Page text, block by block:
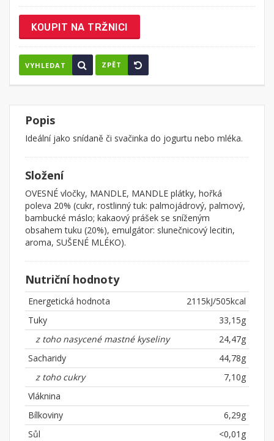
KOUPIT NA TRŽNICI
VYHLEDAT ZPĚT
Popis
Ideální jako snídaně či svačinka do jogurtu nebo mléka.
Složení
OVESNÉ vločky, MANDLE, MANDLE plátky, hořká
poleva 20% (cukr, rostlinný tuk: palmojádrový, palmový,
bambucké máslo; kakaový prášek se sníženým
obsahem tuku (20%), emulgátor: slunečnicový lecitin,
aroma, SUŠENÉ MLÉKO).
Nutriční hodnoty
Energetická hodnota
2115kJ/505kcal
Tuky
33,15g
z toho nasycené mastné kyseliny
24,47g
Sacharidy
44,78g
z toho cukry
7,10g
Vláknina
Bílkoviny
6,29g
Sůl
<0,01g